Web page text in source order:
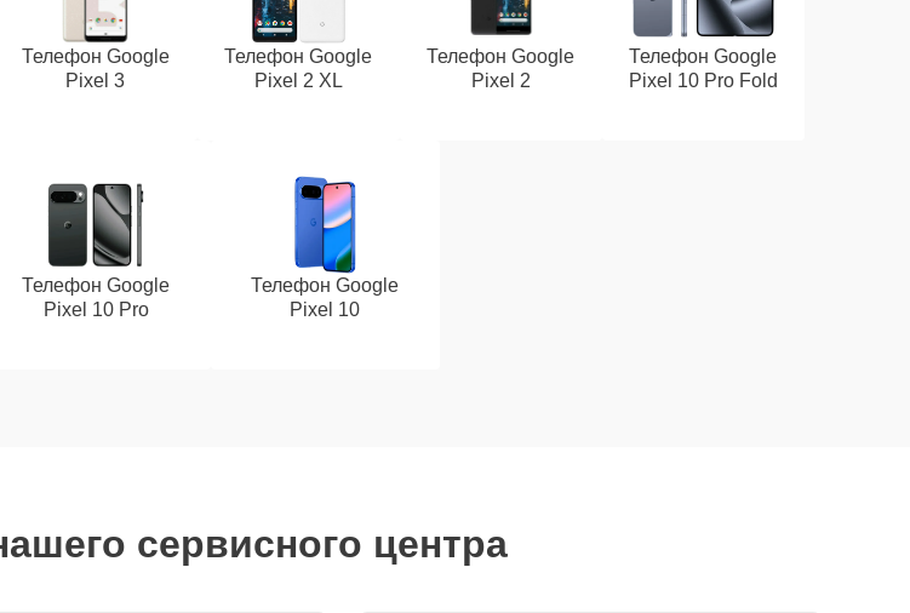
Телефон Google
Pixel 3
Телефон Google
Pixel 2 XL
Телефон Google
Pixel 2
Телефон Google
Pixel 10 Pro Fold
Телефон Google
Pixel 10 Pro
Телефон Google
Pixel 10
сервисного центра